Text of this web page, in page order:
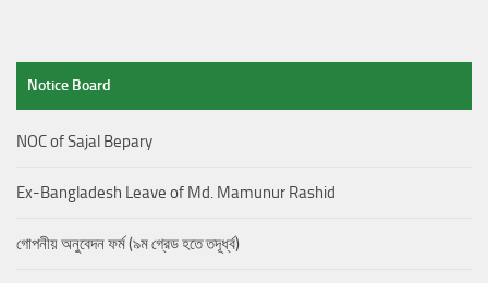
Notice Board
NOC of Sajal Bepary
Ex-Bangladesh Leave of Md. Mamunur Rashid
গোপনীয় অনুবেদন ফর্ম (৯ম গ্রেড হতে তদূর্ধ্ব)